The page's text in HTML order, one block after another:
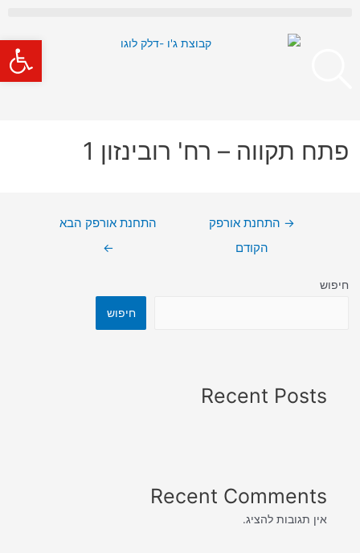
פתח
פתח תקווה – רח' רובינזון 1
→ התחנת אורפק
הקודם
התחנת אורפק הבא
←
חיפוש
חיפוש
Recent Posts
Recent Comments
אין תגובות להציג.